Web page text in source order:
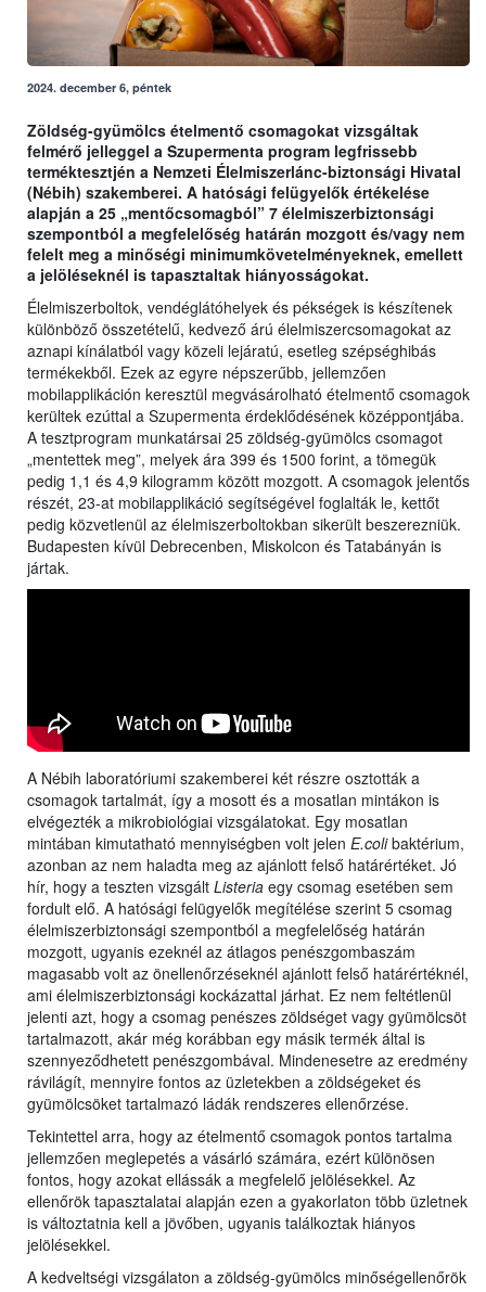
2024. december 6, péntek
Zöldség-gyümölcs ételmentő csomagokat vizsgáltak
felmérő jelleggel a Szupermenta program legfrissebb
terméktesztjén a Nemzeti Élelmiszerlánc-biztonsági Hivatal
(Nébih) szakemberei. A hatósági felügyelők értékelése
alapján a 25 „mentőcsomagból” 7 élelmiszerbiztonsági
szempontból a megfelelőség határán mozgott és/vagy nem
felelt meg a minőségi minimumkövetelményeknek, emellett
a jelöléseknél is tapasztaltak hiányosságokat.
Élelmiszerboltok, vendéglátóhelyek és pékségek is készítenek
különböző összetételű, kedvező árú élelmiszercsomagokat az
aznapi kínálatból vagy közeli lejáratú, esetleg szépséghibás
termékekből. Ezek az egyre népszerűbb, jellemzően
mobilapplikáción keresztül megvásárolható ételmentő csomagok
kerültek ezúttal a Szupermenta érdeklődésének középpontjába.
A tesztprogram munkatársai 25 zöldség-gyümölcs csomagot
„mentettek meg”, melyek ára 399 és 1500 forint, a tömegük
pedig 1,1 és 4,9 kilogramm között mozgott. A csomagok jelentős
részét, 23-at mobilapplikáció segítségével foglalták le, kettőt
pedig közvetlenül az élelmiszerboltokban sikerült beszerezniük.
Budapesten kívül Debrecenben, Miskolcon és Tatabányán is
jártak.
A Nébih laboratóriumi szakemberei két részre osztották a
csomagok tartalmát, így a mosott és a mosatlan mintákon is
elvégezték a mikrobiológiai vizsgálatokat. Egy mosatlan
mintában kimutatható mennyiségben volt jelen E.colibaktérium,
azonban az nem haladta meg az ajánlott felső határértéket. Jó
hír, hogy a teszten vizsgált Listeria egy csomag esetében sem
fordult elő. A hatósági felügyelők megítélése szerint 5 csomag
élelmiszerbiztonsági szempontból a megfelelőség határán
mozgott, ugyanis ezeknél az átlagos penészgombaszám
magasabb volt az önellenőrzéseknél ajánlott felső határértéknél,
ami élelmiszerbiztonsági kockázattal járhat. Ez nem feltétlenül
jelenti azt, hogy a csomag penészes zöldséget vagy gyümölcsöt
tartalmazott, akár még korábban egy másik termék által is
szennyeződhetett penészgombával. Mindenesetre az eredmény
rávilágít, mennyire fontos az üzletekben a zöldségeket és
gyümölcsöket tartalmazó ládák rendszeres ellenőrzése.
Tekintettel arra, hogy az ételmentő csomagok pontos tartalma
jellemzően meglepetés a vásárló számára, ezért különösen
fontos, hogy azokat ellássák a megfelelő jelölésekkel. Az
ellenőrök tapasztalatai alapján ezen a gyakorlaton több üzletnek
is változtatnia kell a jövőben, ugyanis találkoztak hiányos
jelölésekkel.
A kedveltségi vizsgálaton a zöldség-gyümölcs minőségellenőrök